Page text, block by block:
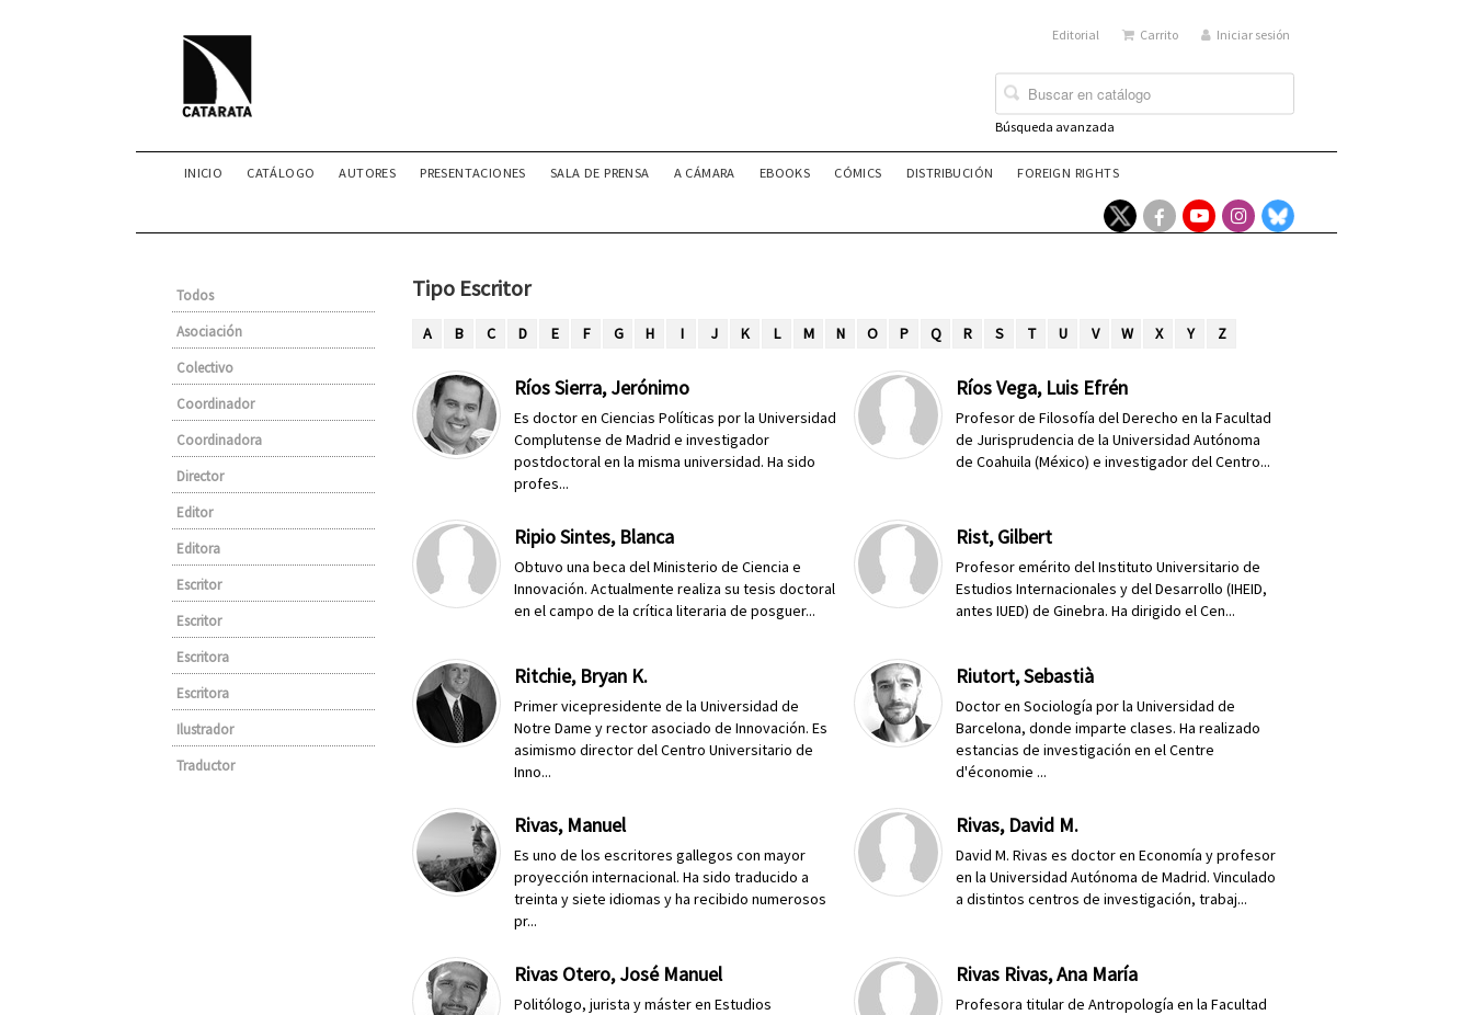
Editorial Carrito Iniciar sesión
Búsqueda avanzada
INICIO CATÁLOGO AUTORES PRESENTACIONES SALA DE PRENSA A CÁMARA EBOOKS CÓMICS DISTRIBUCIÓN FOREIGN RIGHTS
Todos
Asociación
Colectivo
Coordinador
Coordinadora
Director
Editor
Editora
Escritor
Escritor
Escritora
Escritora
Ilustrador
Traductor
Tipo Escritor
A B C D E F G H I J K L M N O P Q R S T U V W X Y Z
Ríos Sierra, Jerónimo
Es doctor en Ciencias Políticas por la Universidad
Complutense de Madrid e investigador
postdoctoral en la misma universidad. Ha sido
profes...
Ríos Vega, Luis Efrén
Profesor de Filosofía del Derecho en la Facultad
de Jurisprudencia de la Universidad Autónoma
de Coahuila (México) e investigador del Centro...
Ripio Sintes, Blanca
Obtuvo una beca del Ministerio de Ciencia e
Innovación. Actualmente realiza su tesis doctoral
en el campo de la crítica literaria de posguer...
Rist, Gilbert
Profesor emérito del Instituto Universitario de
Estudios Internacionales y del Desarrollo (IHEID,
antes IUED) de Ginebra. Ha dirigido el Cen...
Ritchie, Bryan K.
Primer vicepresidente de la Universidad de
Notre Dame y rector asociado de Innovación. Es
asimismo director del Centro Universitario de
Inno...
Riutort, Sebastià
Doctor en Sociología por la Universidad de
Barcelona, donde imparte clases. Ha realizado
estancias de investigación en el Centre
d'économie ...
Rivas, Manuel
Es uno de los escritores gallegos con mayor
proyección internacional. Ha sido traducido a
treinta y siete idiomas y ha recibido numerosos
pr...
Rivas, David M.
David M. Rivas es doctor en Economía y profesor
en la Universidad Autónoma de Madrid. Vinculado
a distintos centros de investigación, trabaj...
Rivas Otero, José Manuel
Politólogo, jurista y máster en Estudios
Rivas Rivas, Ana María
Profesora titular de Antropología en la Facultad